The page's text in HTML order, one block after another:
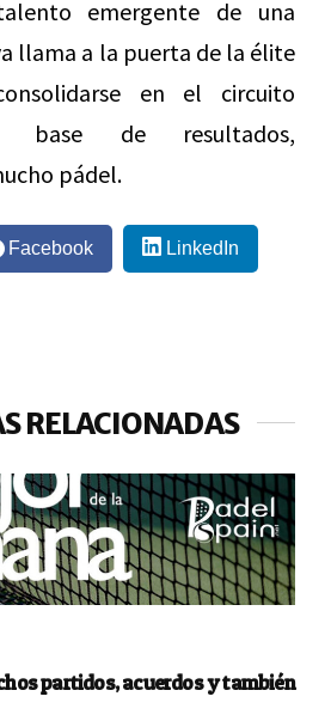
emergente de una
llama a la puerta de la élite
en el circuito
base de resultados,
pádel.
Facebook LinkedIn
RELACIONADAS
partidos, acuerdos y también